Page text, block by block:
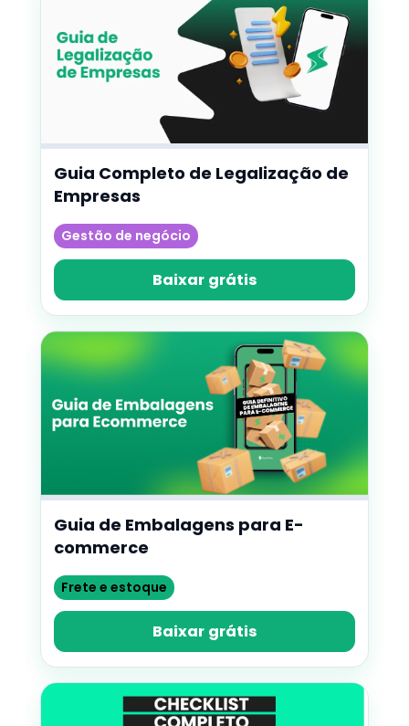
Guia Completo de Legalização de
Empresas
Gestão de negócio
Baixar grátis
Guia de Embalagens para E-
commerce
Frete e estoque
Baixar grátis